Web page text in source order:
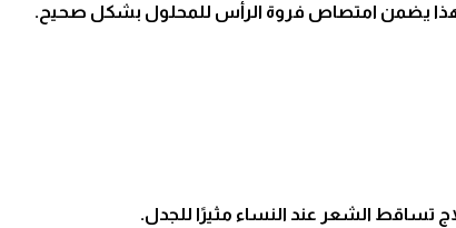
وهذا يضمن امتصاص فروة الرأس للمحلول بشكل صحيح.
تساقط الشعر عند النساء مثيرًا للجدل.